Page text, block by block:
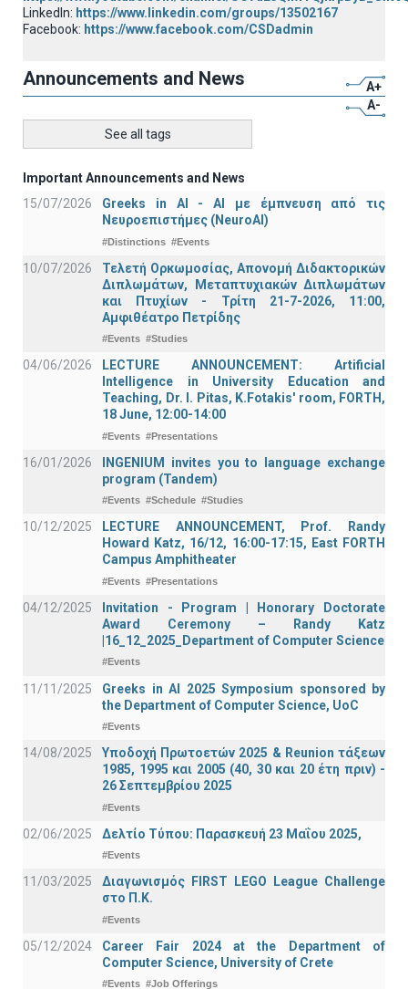
LinkedIn: https://www.linkedin.com/groups/13502167
Facebook: https://www.facebook.com/CSDadmin
Announcements and News
A+
A-
See all tags
Important Announcements and News
15/07/2026
Greeks in AI - ΑΙ με έμπνευση από τις
Νευροεπιστήμες (NeuroAI)
#Distinctions #Events
10/07/2026
Τελετή Ορκωμοσίας, Απονομή Διδακτορικών
Διπλωμάτων, Μεταπτυχιακών Διπλωμάτων
και Πτυχίων - Τρίτη 21-7-2026, 11:00,
Αμφιθέατρο Πετρίδης
#Events #Studies
04/06/2026
LECTURE ANNOUNCEMENT: Artificial
Intelligence in University Education and
Teaching, Dr. I. Pitas, K.Fotakis' room, FORTH,
18 June, 12:00-14:00
#Events #Presentations
16/01/2026
INGENIUM invites you to language exchange
program (Tandem)
#Events #Schedule #Studies
10/12/2025
LECTURE ANNOUNCEMENT, Prof. Randy
Howard Katz, 16/12, 16:00-17:15, East FORTH
Campus Amphitheater
#Events #Presentations
04/12/2025
Invitation - Program | Honorary Doctorate
Award Ceremony – Randy Katz
|16_12_2025_Department of Computer Science
#Events
11/11/2025
Greeks in AI 2025 Symposium sponsored by
the Department of Computer Science, UoC
#Events
14/08/2025
Υποδοχή Πρωτοετών 2025 & Reunion τάξεων
1985, 1995 και 2005 (40, 30 και 20 έτη πριν) -
26 Σεπτεμβρίου 2025
#Events
02/06/2025 Δελτίο Τύπου: Παρασκευή 23 Μαΐου 2025,
#Events
11/03/2025
Διαγωνισμός FIRST LEGO League Challenge
στο Π.Κ.
#Events
05/12/2024
Career Fair 2024 at the Department of
Computer Science, University of Crete
#Events #Job Offerings